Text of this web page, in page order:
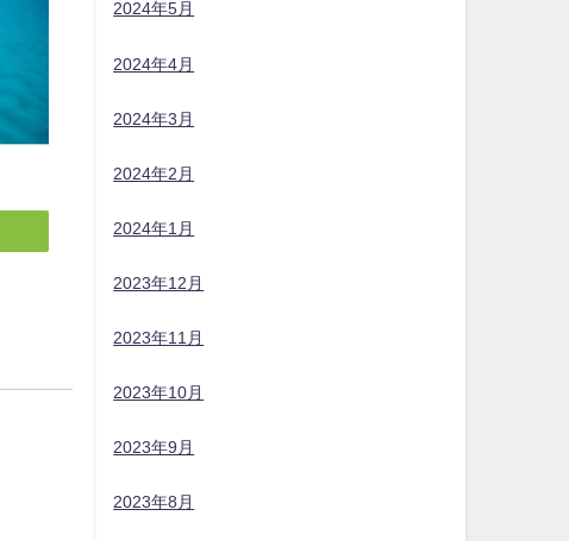
2024年5月
2024年4月
2024年3月
2024年2月
2024年1月
2023年12月
2023年11月
2023年10月
2023年9月
2023年8月